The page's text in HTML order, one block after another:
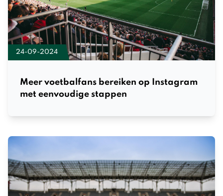
24-09-2024
Meer voetbalfans bereiken op Instagram
met eenvoudige stappen